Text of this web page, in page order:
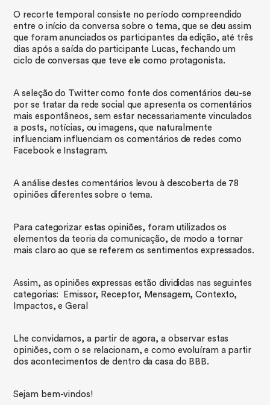
​O recorte temporal consiste no período compreendido
entre o início da conversa sobre o tema, que se deu assim
que foram anunciados os participantes da edição, até três
dias após a saída do participante Lucas, fechando um
ciclo de conversas que teve ele como protagonista.
​A seleção do Twitter como fonte dos comentários deu-se
por se tratar da rede social que apresenta os comentários
mais espontâneos, sem estar necessariamente vinculados
a posts, notícias, ou imagens, que naturalmente
influenciam influenciam os comentários de redes como
Facebook e Instagram.
A análise destes comentários levou à descoberta de 78
opiniões diferentes sobre o tema.
Para categorizar estas opiniões, foram utilizados os
elementos da teoria da comunicação, de modo a tornar
mais claro ao que se referem os sentimentos expressados.
Assim, as opiniões expressas estão divididas nas seguintes
categorias: Emissor, Receptor, Mensagem, Contexto,
Impactos, e Geral
Lhe convidamos, a partir de agora, a observar estas
opiniões, com o se relacionam, e como evoluíram a partir
dos acontecimentos de dentro da casa do BBB.​
Sejam bem-vindos!​